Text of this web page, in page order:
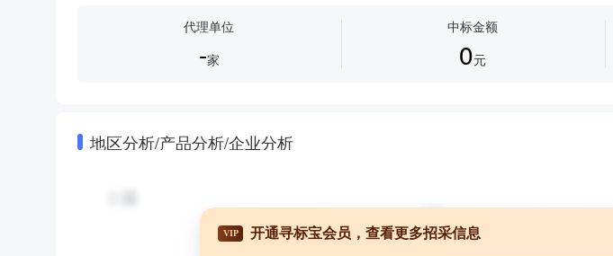
代理单位
-家
中标金额
0元
地区分析/产品分析/企业分析
VIP 开通寻标宝会员，查看更多招采信息